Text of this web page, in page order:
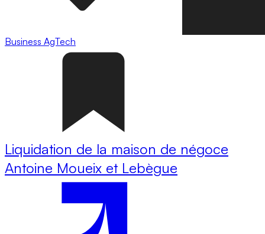
Business AgTech
Liquidation de la maison de négoce
Antoine Moueix et Lebègue